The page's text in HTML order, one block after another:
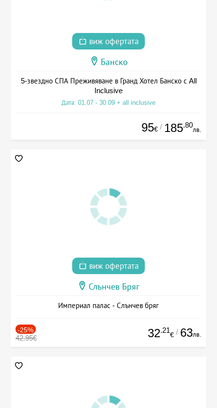
виж офертата
Банско
5-звездно СПА Преживяване в Гранд Хотел Банско с All
Inclusive
Дата: 01.07 - 30.09 + all inclusive
95€ / 185.80
лв.
виж офертата
Слънчев Бряг
Империал палас - Слънчев бряг
-25%
42.95€ 32.21
€ / 63лв.